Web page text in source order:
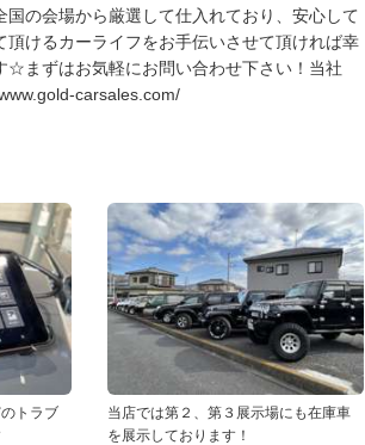
国の会場から厳選して仕入れており、安心して
頂けるカーライフをお手伝いさせて頂ければ幸
☆まずはお気軽にお問い合わせ下さい！当社
carsales.com/
トラブ
当店では第２、第３展示場にも在庫車
を展示しております！